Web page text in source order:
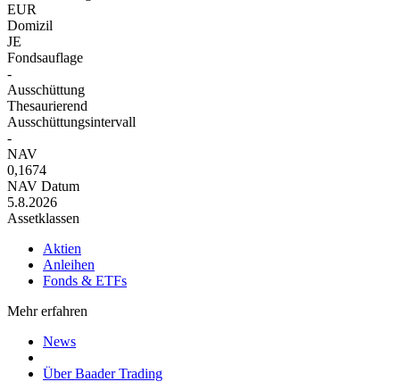
EUR
Domizil
JE
Fondsauflage
-
Ausschüttung
Thesaurierend
Ausschüttungsintervall
-
NAV
0,1674
NAV Datum
5.8.2026
Assetklassen
Aktien
Anleihen
Fonds & ETFs
Mehr erfahren
News
Über Baader Trading